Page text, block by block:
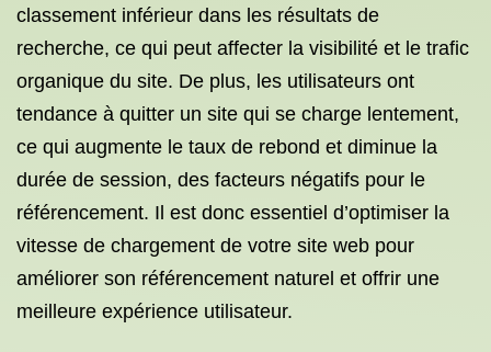
classement inférieur dans les résultats de
recherche, ce qui peut affecter la visibilité et le trafic
organique du site. De plus, les utilisateurs ont
tendance à quitter un site qui se charge lentement,
ce qui augmente le taux de rebond et diminue la
durée de session, des facteurs négatifs pour le
référencement. Il est donc essentiel d’optimiser la
vitesse de chargement de votre site web pour
améliorer son référencement naturel et offrir une
meilleure expérience utilisateur.